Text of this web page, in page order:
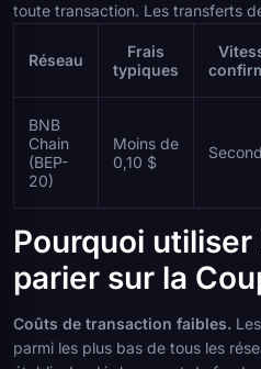
toute transaction. Les transferts
Réseau
Frais
typiques
BNB
Chain
(BEP-
20)
Moins de
0,10 $
Pourquoi utiliser
parier sur la
Coûts de transaction faibles.
parmi les plus bas de tous les